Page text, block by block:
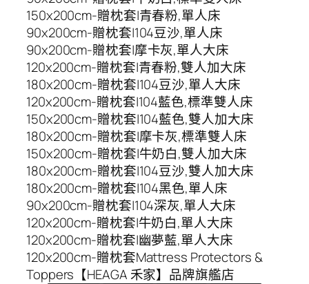
150x200cm-贈枕套|青春粉,單人床
90x200cm-贈枕套|104豆沙,單人床
90x200cm-贈枕套|摩卡灰,單人大床
120x200cm-贈枕套|青春粉,雙人加大床
180x200cm-贈枕套|104豆沙,單人大床
120x200cm-贈枕套|104藍色,標準雙人床
150x200cm-贈枕套|104藍色,雙人加大床
180x200cm-贈枕套|摩卡灰,標準雙人床
150x200cm-贈枕套|牛奶白,雙人加大床
180x200cm-贈枕套|104豆沙,雙人加大床
180x200cm-贈枕套|104黑色,單人床
90x200cm-贈枕套|104深灰,單人大床
120x200cm-贈枕套|牛奶白,單人大床
120x200cm-贈枕套|幽夢藍,單人大床
120x200cm-贈枕套Mattress Protectors &
Toppers【HEAGA 禾家】品牌旗艦店